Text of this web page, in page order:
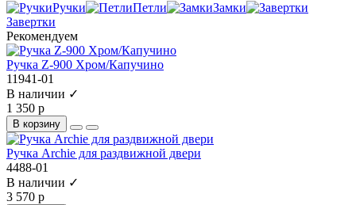
Ручки
Петли
Замки
Завертки
Рекомендуем
Ручка Z-900 Хром/Капучино
11941-01
В наличии ✓
1 350 р
В корзину
Ручка Archie для раздвижной двери
4488-01
В наличии ✓
3 570 р